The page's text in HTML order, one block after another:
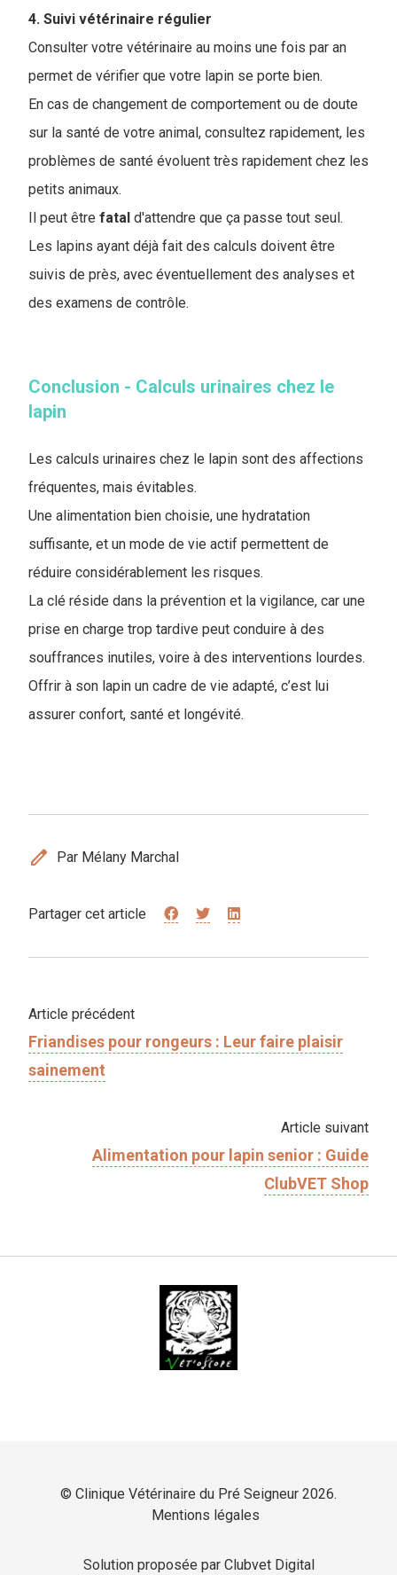
4. Suivi vétérinaire régulier
Consulter votre vétérinaire au moins une fois par an
permet de vérifier que votre lapin se porte bien.
En cas de changement de comportement ou de doute
sur la santé de votre animal, consultez rapidement, les
problèmes de santé évoluent très rapidement chez les
petits animaux.
Il peut être fatal d'attendre que ça passe tout seul.
Les lapins ayant déjà fait des calculs doivent être
suivis de près, avec éventuellement des analyses et
des examens de contrôle.
Conclusion - Calculs urinaires chez le
lapin
Les calculs urinaires chez le lapin sont des affections
fréquentes, mais évitables.
Une alimentation bien choisie, une hydratation
suffisante, et un mode de vie actif permettent de
réduire considérablement les risques.
La clé réside dans la prévention et la vigilance, car une
prise en charge trop tardive peut conduire à des
souffrances inutiles, voire à des interventions lourdes.
Offrir à son lapin un cadre de vie adapté, c’est lui
assurer confort, santé et longévité.
edit Par Mélany Marchal
Partager cet article
Article précédent
Friandises pour rongeurs : Leur faire plaisir
sainement
Article suivant
Alimentation pour lapin senior : Guide
ClubVET Shop
© Clinique Vétérinaire du Pré Seigneur 2026.
Mentions légales
Solution proposée par Clubvet Digital